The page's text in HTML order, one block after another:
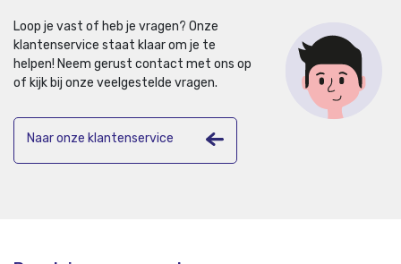
Loop je vast of heb je vragen? Onze
klantenservice staat klaar om je te
helpen! Neem gerust contact met ons op
of kijk bij onze veelgestelde vragen.
Naar onze klantenservice